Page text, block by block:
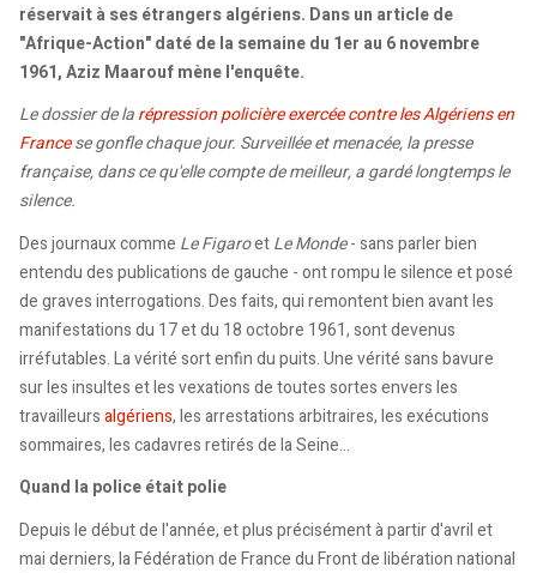
réservait à ses étrangers algériens. Dans un article de
"Afrique-Action" daté de la semaine du 1er au 6 novembre
1961, Aziz Maarouf mène l'enquête.
Le dossier de larépression policière exercée contre les Algériens en
Francese gonfle chaque jour. Surveillée et menacée, la presse
française, dans ce qu'elle compte de meilleur, a gardé longtemps le
silence.
Des journaux comme Le FigaroetLe Monde- sans parler bien
entendu des publications de gauche - ont rompu le silence et posé
de graves interrogations. Des faits, qui remontent bien avant les
manifestations du 17 et du 18 octobre 1961, sont devenus
irréfutables. La vérité sort enfin du puits. Une vérité sans bavure
sur les insultes et les vexations de toutes sortes envers les
travailleursalgériens, les arrestations arbitraires, les exécutions
sommaires, les cadavres retirés de la Seine...
Quand la police était polie
Depuis le début de l'année, et plus précisément à partir d'avril et
mai derniers, la Fédération de France du Front de libération national